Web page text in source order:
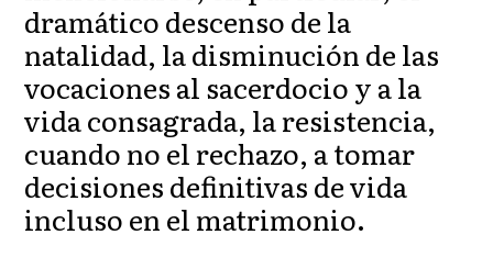
dramático descenso de la
natalidad, la disminución de las
vocaciones al sacerdocio y a la
vida consagrada, la resistencia,
cuando no el rechazo, a tomar
decisiones definitivas de vida
incluso en el matrimonio.